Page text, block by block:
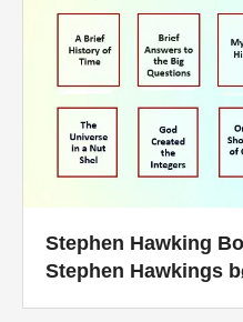
Stephen Hawking
Stephen Hawkings